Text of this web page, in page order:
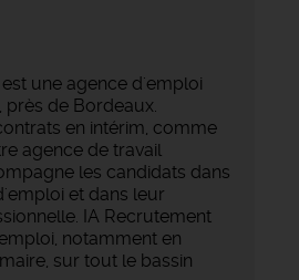
une agence d'emploi
près de Bordeaux.
en intérim, comme
agence de travail
les candidats dans
et dans leur
IA Recrutement
notamment en
sur tout le bassin